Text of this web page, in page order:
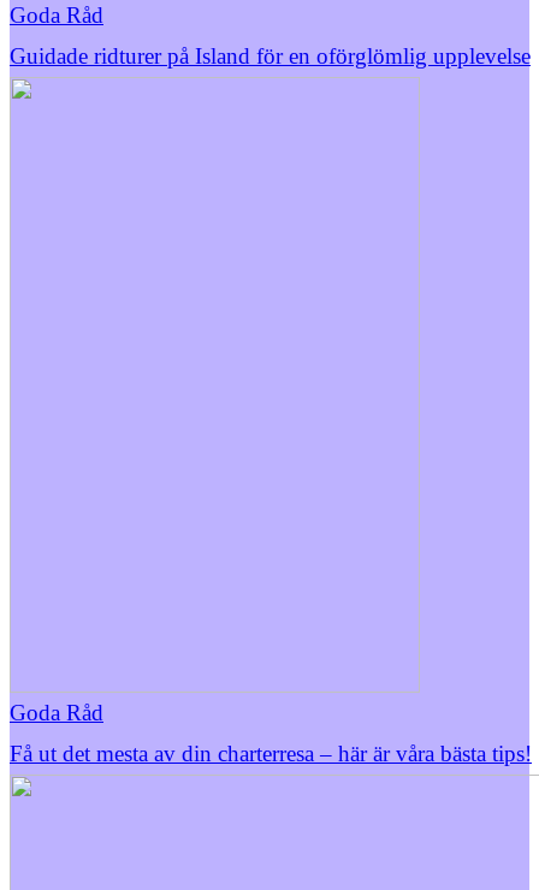
Goda Råd
Guidade ridturer på Island för en oförglömlig upplevelse
Goda Råd
Få ut det mesta av din charterresa – här är våra bästa tips!